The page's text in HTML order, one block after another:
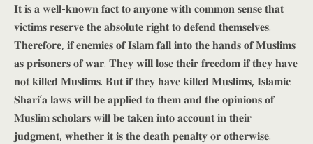
𝐈𝐭 𝐢𝐬 𝐚 𝐰𝐞𝐥𝐥-𝐤𝐧𝐨𝐰𝐧 𝐟𝐚𝐜𝐭 𝐭𝐨 𝐚𝐧𝐲𝐨𝐧𝐞 𝐰𝐢𝐭𝐡 𝐜𝐨𝐦𝐦𝐨𝐧 𝐬𝐞𝐧𝐬𝐞 𝐭𝐡𝐚𝐭
𝐯𝐢𝐜𝐭𝐢𝐦𝐬 𝐫𝐞𝐬𝐞𝐫𝐯𝐞 𝐭𝐡𝐞 𝐚𝐛𝐬𝐨𝐥𝐮𝐭𝐞 𝐫𝐢𝐠𝐡𝐭 𝐭𝐨 𝐝𝐞𝐟𝐞𝐧𝐝 𝐭𝐡𝐞𝐦𝐬𝐞𝐥𝐯𝐞𝐬.
𝐓𝐡𝐞𝐫𝐞𝐟𝐨𝐫𝐞, 𝐢𝐟 𝐞𝐧𝐞𝐦𝐢𝐞𝐬 𝐨𝐟 𝐈𝐬𝐥𝐚𝐦 𝐟𝐚𝐥𝐥 𝐢𝐧𝐭𝐨 𝐭𝐡𝐞 𝐡𝐚𝐧𝐝𝐬 𝐨𝐟 𝐌𝐮𝐬𝐥𝐢𝐦𝐬
𝐚𝐬 𝐩𝐫𝐢𝐬𝐨𝐧𝐞𝐫𝐬 𝐨𝐟 𝐰𝐚𝐫. 𝐓𝐡𝐞𝐲 𝐰𝐢𝐥𝐥 𝐥𝐨𝐬𝐞 𝐭𝐡𝐞𝐢𝐫 𝐟𝐫𝐞𝐞𝐝𝐨𝐦 𝐢𝐟 𝐭𝐡𝐞𝐲 𝐡𝐚𝐯𝐞
𝐧𝐨𝐭 𝐤𝐢𝐥𝐥𝐞𝐝 𝐌𝐮𝐬𝐥𝐢𝐦𝐬. 𝐁𝐮𝐭 𝐢𝐟 𝐭𝐡𝐞𝐲 𝐡𝐚𝐯𝐞 𝐤𝐢𝐥𝐥𝐞𝐝 𝐌𝐮𝐬𝐥𝐢𝐦𝐬, 𝐈𝐬𝐥𝐚𝐦𝐢𝐜
𝐒𝐡𝐚𝐫𝐢’𝐚 𝐥𝐚𝐰𝐬 𝐰𝐢𝐥𝐥 𝐛𝐞 𝐚𝐩𝐩𝐥𝐢𝐞𝐝 𝐭𝐨 𝐭𝐡𝐞𝐦 𝐚𝐧𝐝 𝐭𝐡𝐞 𝐨𝐩𝐢𝐧𝐢𝐨𝐧𝐬 𝐨𝐟
𝐌𝐮𝐬𝐥𝐢𝐦 𝐬𝐜𝐡𝐨𝐥𝐚𝐫𝐬 𝐰𝐢𝐥𝐥 𝐛𝐞 𝐭𝐚𝐤𝐞𝐧 𝐢𝐧𝐭𝐨 𝐚𝐜𝐜𝐨𝐮𝐧𝐭 𝐢𝐧 𝐭𝐡𝐞𝐢𝐫
𝐣𝐮𝐝𝐠𝐦𝐞𝐧𝐭, 𝐰𝐡𝐞𝐭𝐡𝐞𝐫 𝐢𝐭 𝐢𝐬 𝐭𝐡𝐞 𝐝𝐞𝐚𝐭𝐡 𝐩𝐞𝐧𝐚𝐥𝐭𝐲 𝐨𝐫 𝐨𝐭𝐡𝐞𝐫𝐰𝐢𝐬𝐞.